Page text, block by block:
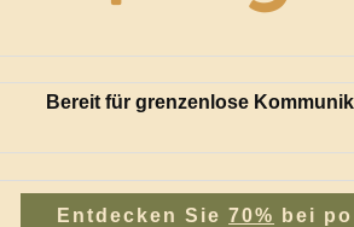
Bereit für grenzenlose
Entdecken Sie70% bei